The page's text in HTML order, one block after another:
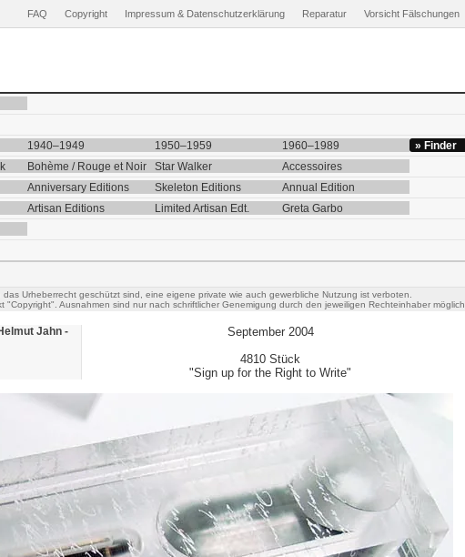
FAQ Copyright Impressum & Datenschutzerklärung Reparatur Vorsicht Fälschungen
1940–1949 1950–1959 1960–1989
» Finder
Bohème / Rouge et Noir Star Walker
Accessoires
Anniversary Editions Skeleton Editions
Annual Edition
Artisan Editions Limited Artisan Edt. Greta Garbo
Urheberrecht geschützt sind, eine eigene private wie auch gewerbliche Nutzung ist verboten.
Ausnahmen sind nur nach schriftlicher Genemigung durch den jeweiligen Rechteinhaber möglich.
Jahn -
September 2004
4810 Stück
"Sign up for the Right to Write"